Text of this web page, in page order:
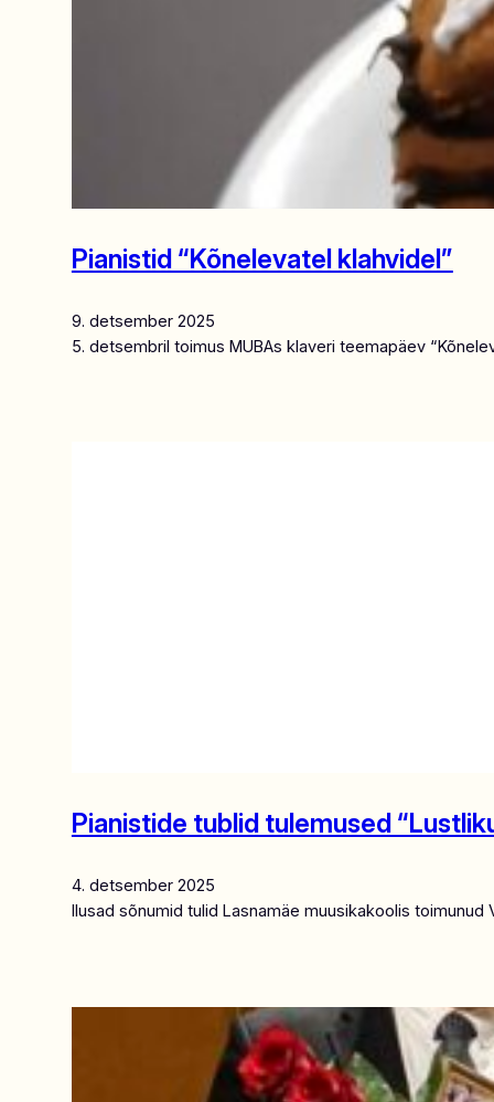
Pianistid “Kõnelevatel klahvidel”
9. detsember 2025
5. detsembril toimus MUBAs klaveri teemapäev
Pianistide tublid tulemused
4. detsember 2025
Ilusad sõnumid tulid Lasnamäe muusikakoolis